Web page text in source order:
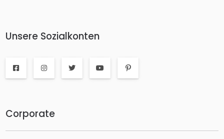
Unsere Sozialkonten
Corporate